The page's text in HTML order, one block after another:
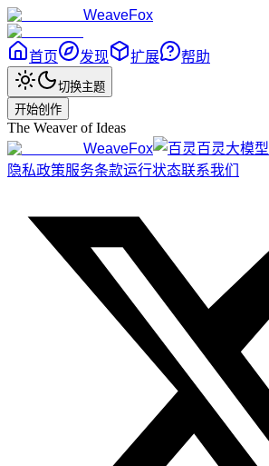
WeaveFox
首页 发现 扩展 帮助
切换主题
开始创作
The Weaver of Ideas
WeaveFox
百灵大模型
隐私政策服务条款运行状态联系我们